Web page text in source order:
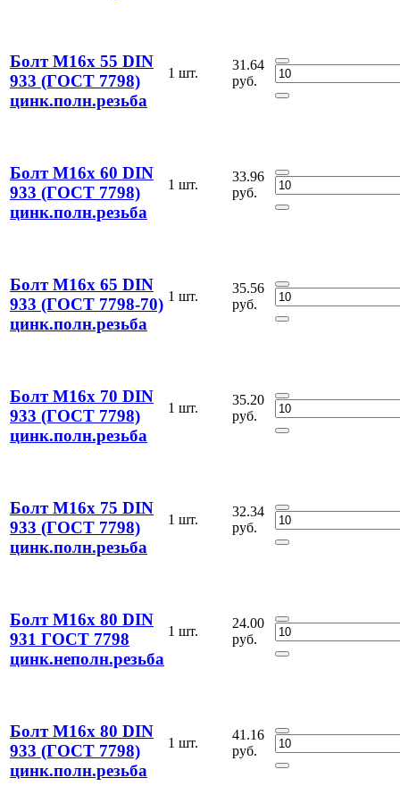
Болт М16х 55 DIN
933 (ГОСТ 7798)
цинк.полн.резьба
1 шт.
31.64
руб.
Болт М16х 60 DIN
933 (ГОСТ 7798)
цинк.полн.резьба
1 шт.
33.96
руб.
Болт М16х 65 DIN
933 (ГОСТ 7798-70)
цинк.полн.резьба
1 шт.
35.56
руб.
Болт М16х 70 DIN
933 (ГОСТ 7798)
цинк.полн.резьба
1 шт.
35.20
руб.
Болт М16х 75 DIN
933 (ГОСТ 7798)
цинк.полн.резьба
1 шт.
32.34
руб.
Болт М16х 80 DIN
931 ГОСТ 7798
цинк.неполн.резьба
1 шт.
24.00
руб.
Болт М16х 80 DIN
933 (ГОСТ 7798)
цинк.полн.резьба
1 шт.
41.16
руб.